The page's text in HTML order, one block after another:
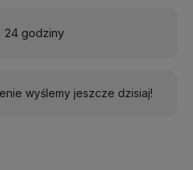
24 godziny
wyślemy jeszcze dzisiaj!